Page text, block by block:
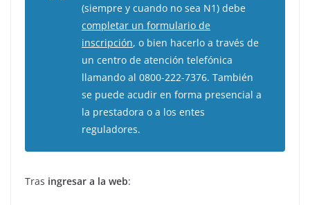
(siempre y cuando no sea N1) debe
completar un formulario de
inscripción, o bien hacerlo a través de
un centro de atención telefónica
llamando al 0800-222-7376. También
se puede acudir en forma presencial a
la prestadora o a los entes
reguladores.
Tras ingresar a la web: